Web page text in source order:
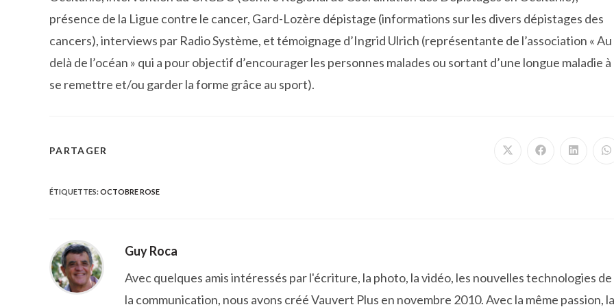
présence de la Ligue contre le cancer, Gard-Lozère dépistage (informations sur les divers dépistages des
cancers), interviews par Radio Système, et témoignage d’Ingrid Ulrich (représentante de l’association « Au
delà de l’océan » qui a pour objectif d’encourager les personnes malades ou sortant d’une longue maladie à
se remettre et/ou garder la forme grâce au sport).
PARTAGER
Ouvrir
Ouvrir
Ouvrir
ÉTIQUETTES:OCTOBRE ROSE
Guy Roca
Avec quelques amis intéressés par l'écriture, la photo, la vidéo, les nouvelles technologies de
la communication, nous avons créé Vauvert Plus en novembre 2010. Avec la même passion, la